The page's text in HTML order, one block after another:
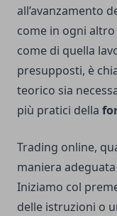
all’avanzamento
come in ogni
come di quella
presupposti, è
teorico sia
più pratici della
Trading online,
maniera adeguata
Iniziamo col
delle istruzioni o